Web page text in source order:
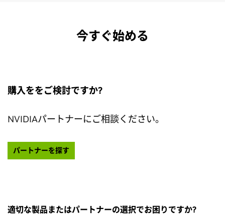
今すぐ始める
購入ををご検討ですか?
NVIDIAパートナーにご相談ください。
パートナーを探す
適切な製品またはパートナーの選択でお困りですか?